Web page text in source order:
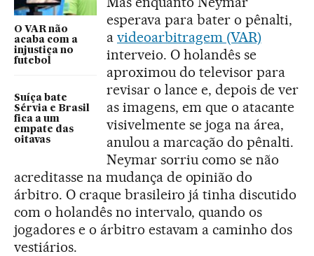
O VAR não
acaba com a
injustiça no
futebol
Suíça bate
Sérvia e Brasil
fica a um
empate das
oitavas
esperava para bater o pênalti,
a videoarbitragem (VAR)
interveio. O holandês se
aproximou do televisor para
revisar o lance e, depois de ver
as imagens, em que o atacante
visivelmente se joga na área,
anulou a marcação do pênalti.
Neymar sorriu como se não
acreditasse na mudança de opinião do
árbitro. O craque brasileiro já tinha discutido
com o holandês no intervalo, quando os
jogadores e o árbitro estavam a caminho dos
vestiários.